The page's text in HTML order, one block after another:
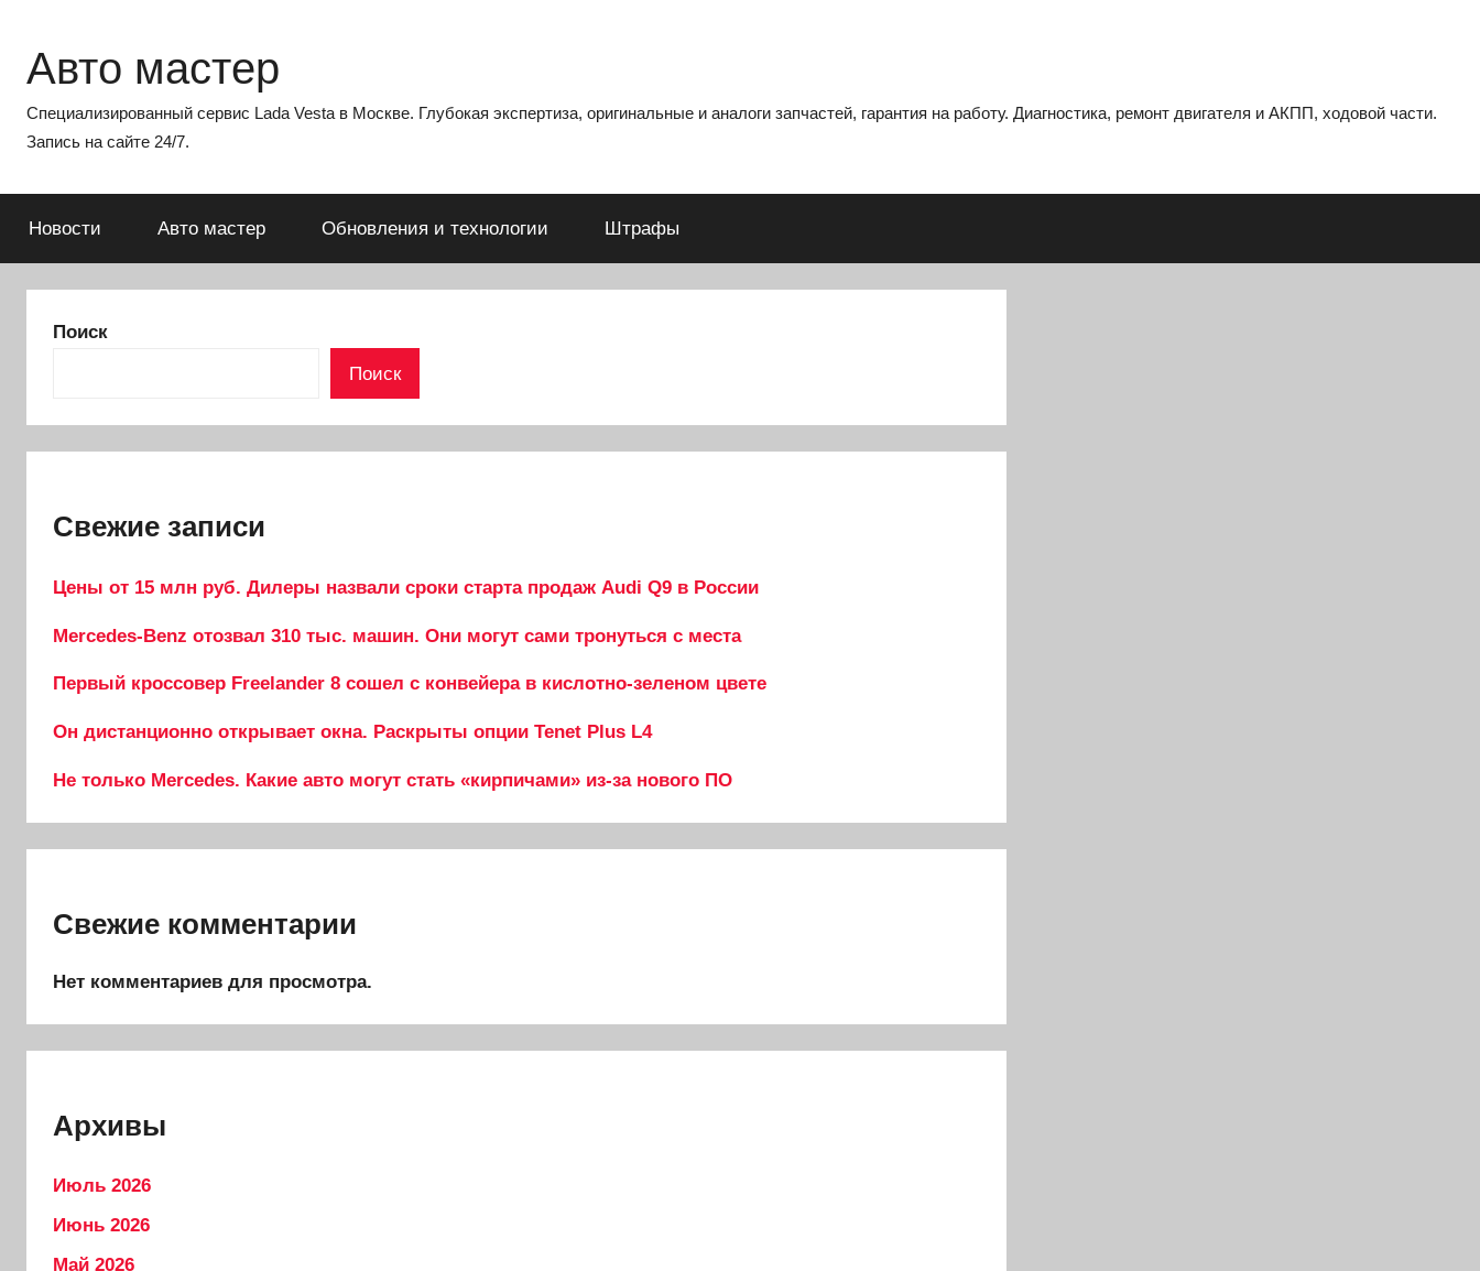
содержимому
Авто мастер
Специализированный сервис Lada Vesta в Москве. Глубокая экспертиза, оригинальные и аналоги запчастей, гарантия на работу. Диагностика, ремонт двигателя и АКПП, ходовой части.
Запись на сайте 24/7.
Новости Авто мастер Обновления и технологии Штрафы
Поиск
Поиск
Свежие записи
Цены от 15 млн руб. Дилеры назвали сроки старта продаж Audi Q9 в России
Mercedes-Benz отозвал 310 тыс. машин. Они могут сами тронуться с места
Первый кроссовер Freelander 8 сошел с конвейера в кислотно-зеленом цвете
Он дистанционно открывает окна. Раскрыты опции Tenet Plus L4
Не только Mercedes. Какие авто могут стать «кирпичами» из-за нового ПО
Свежие комментарии
Нет комментариев для просмотра.
Архивы
Июль 2026
Июнь 2026
Май 2026